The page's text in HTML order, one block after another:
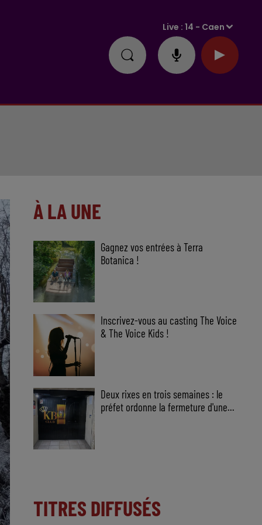
Live :14 - Caen
À LA UNE
Gagnez vos entrées à Terra
Botanica !
Inscrivez-vous au casting The Voice
& The Voice Kids !
Deux rixes en trois semaines : le
préfet ordonne la fermeture d'une...
TITRES DIFFUSÉS